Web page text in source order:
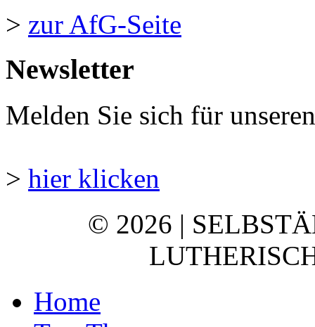
> zur AfG-Seite
Newsletter
Melden Sie sich für
> hier klicken
© 2026 |
Home